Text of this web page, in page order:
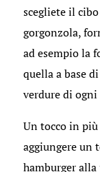
scegliete il
gorgonzola,
ad esempio la
quella a base
verdure di
Un tocco in
aggiungere un
hamburger